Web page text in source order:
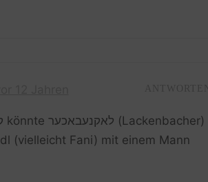
(vielleicht Fani) mit einem Mann